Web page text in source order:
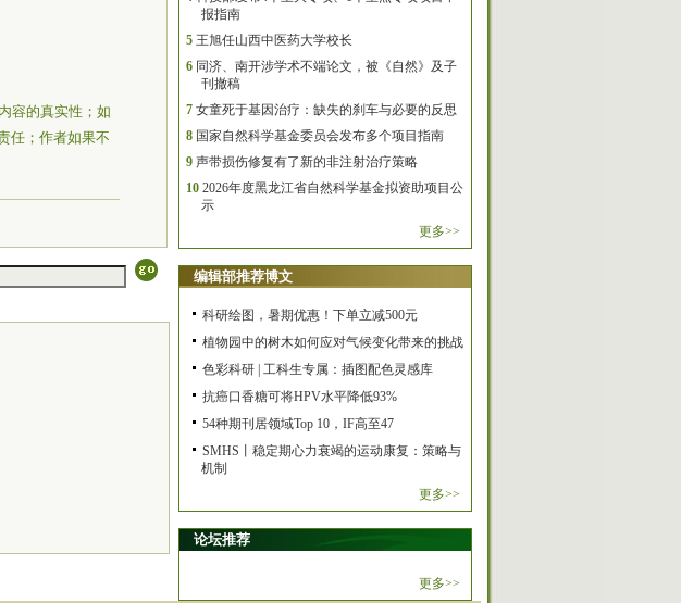
容的真实性；如
任；作者如果不
报指南
5 王旭任山西中医药大学校长
6 同济、南开涉学术不端论文，被《自然》及子
刊撤稿
7 女童死于基因治疗：缺失的刹车与必要的反思
8 国家自然科学基金委员会发布多个项目指南
9 声带损伤修复有了新的非注射治疗策略
10 2026年度黑龙江省自然科学基金拟资助项目公
示
更多>>
编辑部推荐博文
科研绘图，暑期优惠！下单立减500元
植物园中的树木如何应对气候变化带来的挑战
色彩科研 | 工科生专属：插图配色灵感库
抗癌口香糖可将HPV水平降低93%
54种期刊居领域Top 10，IF高至47
SMHS丨稳定期心力衰竭的运动康复：策略与
机制
更多>>
论坛推荐
更多>>